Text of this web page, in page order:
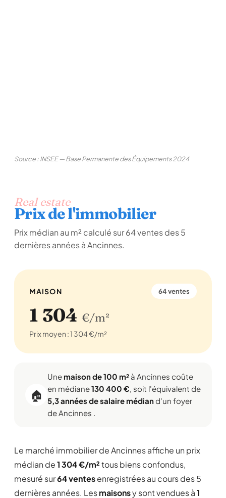
Source : INSEE — Base Permanente des Équipements 2024
Real estate
Prix de l'immobilier
Prix médian au m² calculé sur 64 ventes des 5
dernières années à Ancinnes.
MAISON 64 ventes
1 304 €/m²
Prix moyen : 1 304 €/m²
🏠
Une maison de 100 m² à Ancinnes coûte
en médiane130 400 €, soit l'équivalent de
5,3 années de salaire médiand'un foyer
de Ancinnes .
Le marché immobilier de Ancinnes affiche un prix
médian de1 304 €/m²tous biens confondus,
mesuré sur64 ventesenregistrées au cours des 5
dernières années. Lesmaisonsy sont vendues à1